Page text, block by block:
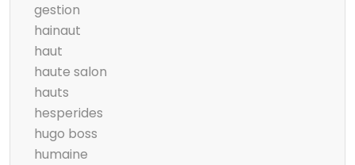
gestion
hainaut
haut
haute salon
hauts
hesperides
hugo boss
humaine